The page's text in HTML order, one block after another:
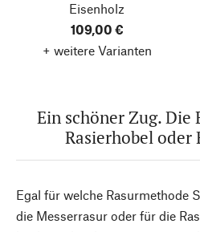
Eisenholz
109,00 €
+ weitere Varianten
Ein schöner Zug. Die
Rasierhobel oder
Egal für welche Rasurmethode
die Messerrasur oder für die